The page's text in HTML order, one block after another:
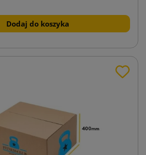
Dodaj do koszyka